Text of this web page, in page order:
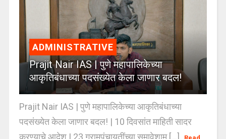
ADMINISTRATIVE
Prajit Nair IAS | पुणे महापालिकेच्या
आकृतिबंधाच्या पदसंख्येत केला जाणार बदल!
Prajit Nair IAS | पुणे महापालिकेच्या आकृतिबंधाच्या
पदसंख्येत केला जाणार बदल! | 10 दिवसांत माहिती सादर